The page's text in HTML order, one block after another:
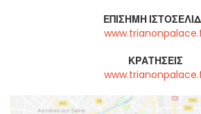
ΕΠΊΣΗΜΗ
ΚΡΑΤΉΣΕΙΣ